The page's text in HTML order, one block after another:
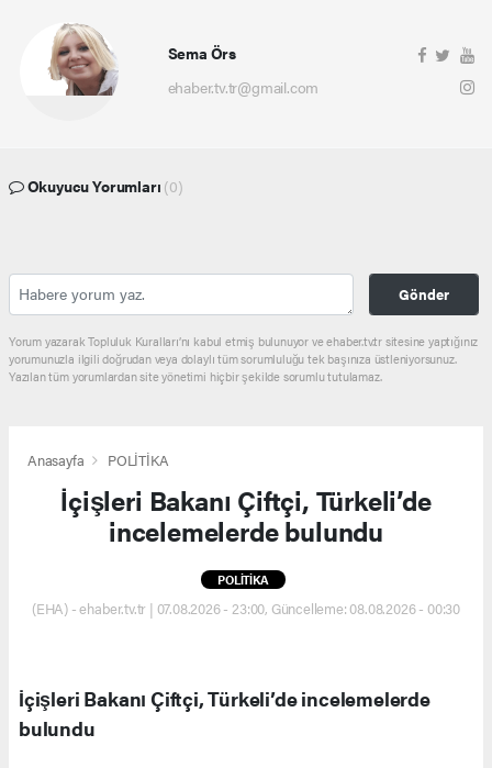
Sema Örs
ehaber.tv.tr@gmail.com
Okuyucu Yorumları (0)
Gönder
Yorum yazarak Topluluk Kuralları’nı kabul etmiş bulunuyor ve ehaber.tv.tr sitesine yaptığınız
yorumunuzla ilgili doğrudan veya dolaylı tüm sorumluluğu tek başınıza üstleniyorsunuz.
Yazılan tüm yorumlardan site yönetimi hiçbir şekilde sorumlu tutulamaz.
Anasayfa POLİTİKA
İçişleri Bakanı Çiftçi, Türkeli’de
incelemelerde bulundu
POLİTİKA
(EHA) - ehaber.tv.tr | 07.08.2026 - 23:00, Güncelleme: 08.08.2026 - 00:30
İçişleri Bakanı Çiftçi, Türkeli’de incelemelerde
bulundu